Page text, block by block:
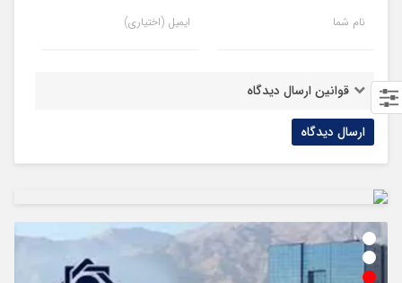
نام شما ایمیل (اختیاری)
قوانین ارسال دیدگاه